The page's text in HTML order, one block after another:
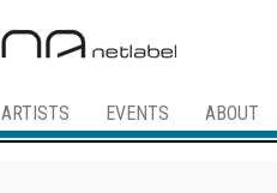
ARTISTS EVENTS ABOUT